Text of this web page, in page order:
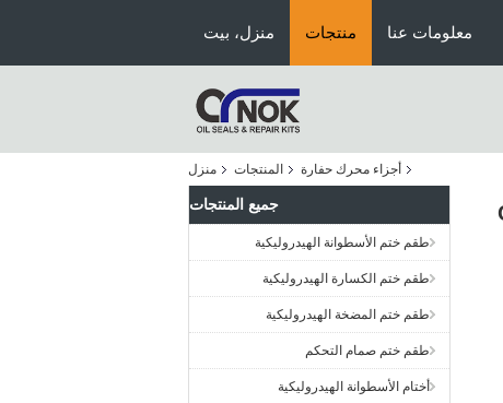
منزل، بيت منتجات معلومات عنا
منزل المنتجات أجزاء محرك حفارة
جميع المنتجات
طقم ختم الأسطوانة الهيدروليكية
طقم ختم الكسارة الهيدروليكية
طقم ختم المضخة الهيدروليكية
طقم ختم صمام التحكم
أختام الأسطوانة الهيدروليكية